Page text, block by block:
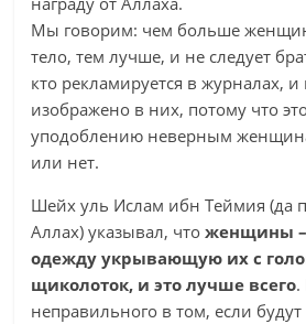
Мы говорим: чем больше
тело, тем лучше, и не следует
кто рекламируется в журналах,
изображено в них, потому что
уподоблению неверным
или нет.
Шейх уль Ислам ибн Теймия (да
Аллах) указывал, чтоженщины –
одежду укрывающую их с
щиколоток, и это лучше всего.
неправильного в том, если